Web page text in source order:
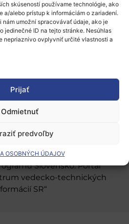
skúseností používame technológie, ako
a/alebo prístup k informáciám o zariadení.
umožní spracovávať údaje, ako je
jedinečné ID na tejto stránke. Nesúhlas
nepriaznivo ovplyvniť určité vlastnosti a
Prijať
Odmietnuť
predvoľby
OSOBNÝCH ÚDAJOV
výskumný priestor
pre výskum
spolufinancovaný Európskou
Slovensko. Portál
vedecko-technických
SR“